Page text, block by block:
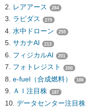
レアアース 284
ラピダス 279
水中ドローン 255
サカナAI 213
フィジカルAI 201
フォトレジスト 200
e-fuel（合成燃料） 188
ＡＩ注目株 187
データセンター注目株